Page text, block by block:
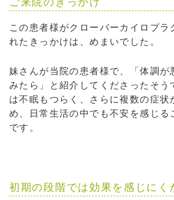
この患者様がクローバーカイロプラ
れたきっかけは、めまいでした。
妹さんが当院の患者様で、「体調が
みたら」と紹介してくださったそう
は不眠もつらく、さらに複数の症状
め、日常生活の中でも不安を感じる
です。
初期の段階では効果を感じにく